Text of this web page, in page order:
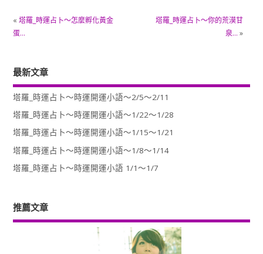
« 塔羅_時運占卜～怎麼孵化黃金
蛋…
塔羅_時運占卜～你的荒漠甘
泉… »
最新文章
塔羅_時運占卜～時運開運小語～2/5～2/11
塔羅_時運占卜～時運開運小語～1/22～1/28
塔羅_時運占卜～時運開運小語～1/15～1/21
塔羅_時運占卜～時運開運小語～1/8～1/14
塔羅_時運占卜～時運開運小語 1/1～1/7
推薦文章